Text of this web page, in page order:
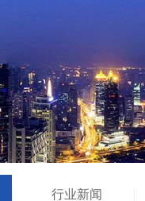
行业新闻